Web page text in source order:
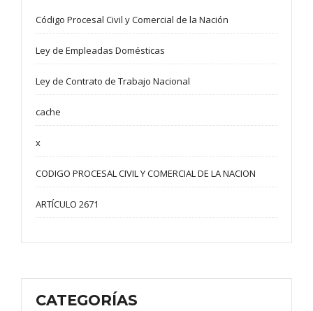
Código Procesal Civil y Comercial de la Nación
Ley de Empleadas Domésticas
Ley de Contrato de Trabajo Nacional
cache
x
CODIGO PROCESAL CIVIL Y COMERCIAL DE LA NACION
ARTÍCULO 2671
CATEGORÍAS